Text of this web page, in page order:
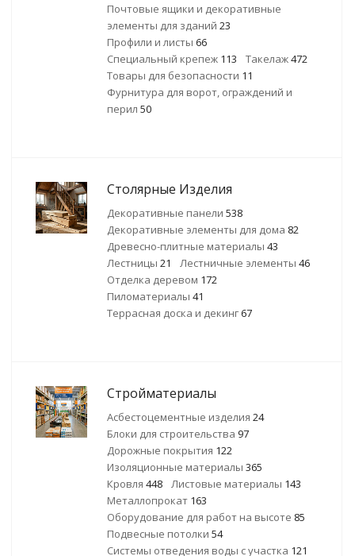
Почтовые ящики и декоративные
элементы для зданий 23
Профили и листы 66
Специальный крепеж 113 Такелаж472
Товары для безопасности 11
Фурнитура для ворот, ограждений и
перил 50
Столярные Изделия
Декоративные панели 538
Декоративные элементы для дома 82
Древесно-плитные материалы 43
Лестницы 21 Лестничные элементы 46
Отделка деревом 172
Пиломатериалы 41
Террасная доска и декинг 67
Стройматериалы
Асбестоцементные изделия 24
Блоки для строительства 97
Дорожные покрытия 122
Изоляционные материалы 365
Кровля 448 Листовые материалы 143
Металлопрокат 163
Оборудование для работ на высоте 85
Подвесные потолки 54
Системы отведения воды с участка 121